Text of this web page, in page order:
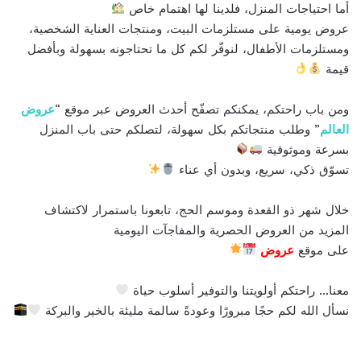
أما احتياجات المنزل، فلدينا لها اهتمام خاص
عروض يومية على مستلزمات البيت، ومنتجات العناية الشخصية،
ومستلزمات الأطفال، لنوفّر لكم كل ما تحتاجونه بسهولة وبأفضل
قيمة
ومن باب راحتكم، يمكنكم تصفّح أحدث العروض عبر موقع “عروض
العالم” وطلب منتجاتكم بكل سهولة، لتصلكم حتى باب المنزل
بسرعة وموثوقية
تسوّق ذكي، سريع، وبدون أي عناء
خلال شهر ذو القعدة وموسم الحج، تابعونا باستمرار لاكتشاف
المزيد من العروض الحصرية والمفاجآت اليومية
على موقع عروض
معنا… راحتكم أولويتنا والتوفير أسلوب حياة
نسأل الله لكم حجًا مبرورًا وعودةً سالمة مليئة بالخير والبركة